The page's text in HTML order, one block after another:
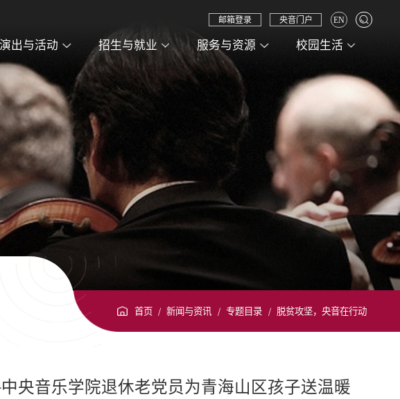
演出与活动 招生与就业 服务与资源 校园生活
邮箱登录 央音门户 EN
首页 / 新闻与资讯 / 专题目录 / 脱贫攻坚，央音在行动
央音乐学院退休老党员为青海山区孩子送温暖